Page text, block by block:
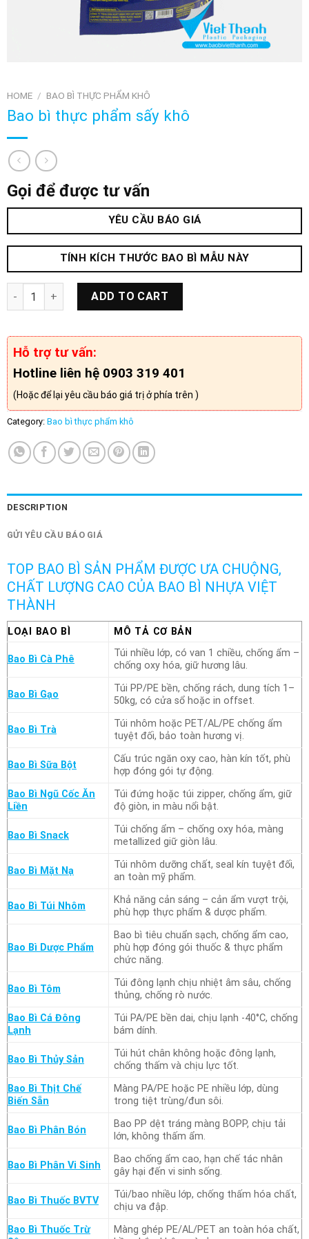
HOME / BAO BÌ THỰC PHẨM KHÔ
Bao bì thực phẩm sấy khô
Gọi để được tư vấn
YÊU CẦU BÁO GIÁ
TÍNH KÍCH THƯỚC BAO BÌ MẪU NÀY
Bao bì thực phẩm sấy khô quantity
ADD TO CART
Hỗ trợ tư vấn:
Hotline liên hệ 0903 319 401
(Hoặc để lại yêu cầu báo giá trị ở phía trên )
Category: Bao bì thực phẩm khô
DESCRIPTION
GỬI YÊU CẦU BÁO GIÁ
TOP BAO BÌ SẢN PHẨM ĐƯỢC ƯA CHUỘNG,
CHẤT LƯỢNG CAO CỦA BAO BÌ NHỰA VIỆT
THÀNH
LOẠI BAO BÌ MÔ TẢ CƠ BẢN
Bao Bì Cà Phê
Túi nhiều lớp, có van 1 chiều, chống ẩm –
chống oxy hóa, giữ hương lâu.
Bao Bì Gạo
Túi PP/PE bền, chống rách, dung tích 1–
50kg, có cửa sổ hoặc in offset.
Bao Bì Trà
Túi nhôm hoặc PET/AL/PE chống ẩm
tuyệt đối, bảo toàn hương vị.
Bao Bì Sữa Bột
Cấu trúc ngăn oxy cao, hàn kín tốt, phù
hợp đóng gói tự động.
Bao Bì Ngũ Cốc Ăn
Liền
Túi đứng hoặc túi zipper, chống ẩm, giữ
độ giòn, in màu nổi bật.
Bao Bì Snack
Túi chống ẩm – chống oxy hóa, màng
metallized giữ giòn lâu.
Bao Bì Mặt Nạ
Túi nhôm dưỡng chất, seal kín tuyệt đối,
an toàn mỹ phẩm.
Bao Bì Túi Nhôm
Khả năng cản sáng – cản ẩm vượt trội,
phù hợp thực phẩm & dược phẩm.
Bao Bì Dược Phẩm
Bao bì tiêu chuẩn sạch, chống ẩm cao,
phù hợp đóng gói thuốc & thực phẩm
chức năng.
Bao Bì Tôm
Túi đông lạnh chịu nhiệt âm sâu, chống
thủng, chống rò nước.
Bao Bì Cá Đông
Lạnh
Túi PA/PE bền dai, chịu lạnh -40°C, chống
bám dính.
Bao Bì Thủy Sản
Túi hút chân không hoặc đông lạnh,
chống thấm và chịu lực tốt.
Bao Bì Thịt Chế
Biến Sẵn
Màng PA/PE hoặc PE nhiều lớp, dùng
trong tiệt trùng/đun sôi.
Bao Bì Phân Bón
Bao PP dệt tráng màng BOPP, chịu tải
lớn, không thấm ẩm.
Bao Bì Phân Vi Sinh
Bao chống ẩm cao, hạn chế tác nhân
gây hại đến vi sinh sống.
Bao Bì Thuốc BVTV
Túi/bao nhiều lớp, chống thấm hóa chất,
chịu va đập.
Bao Bì Thuốc Trừ
Màng ghép PE/AL/PET an toàn hóa chất,